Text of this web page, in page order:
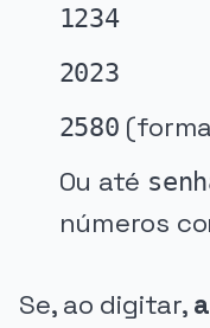
1234
2023
2580
Ou até
números
Se, ao digitar,